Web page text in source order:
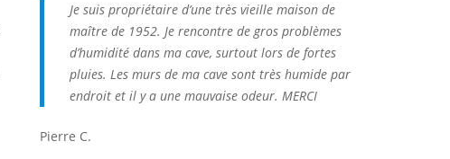
Je suis propriétaire d’une très vieille maison de
maître de 1952. Je rencontre de gros problèmes
d’humidité dans ma cave, surtout lors de fortes
pluies. Les murs de ma cave sont très humide par
endroit et il y a une mauvaise odeur. MERCI
Pierre C.